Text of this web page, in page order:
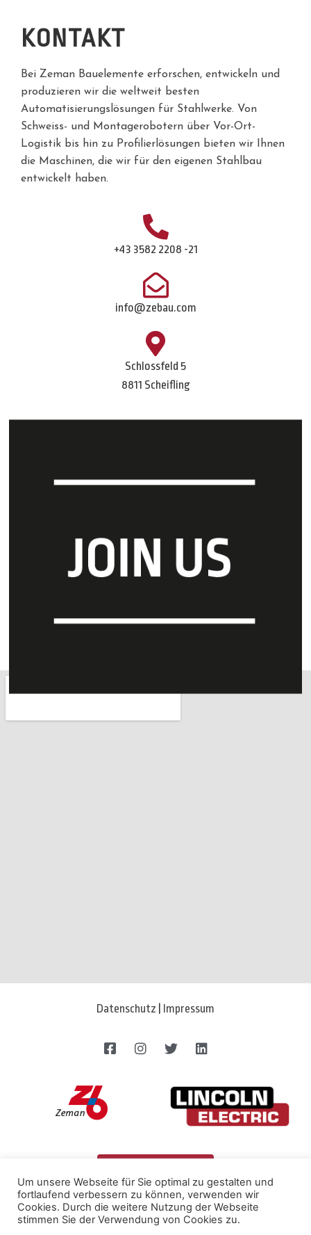
KONTAKT
Bei Zeman Bauelemente erforschen, entwickeln und
produzieren wir die weltweit besten
Automatisierungslösungen für Stahlwerke. Von
Schweiss- und Montagerobotern über Vor-Ort-
Logistik bis hin zu Profilierlösungen bieten wir Ihnen
die Maschinen, die wir für den eigenen Stahlbau
entwickelt haben.
+43 3582 2208 -21
info@zebau.com
Schlossfeld 5
8811 Scheifling
Datenschutz Impressum
Um unsere Webseite für Sie optimal zu gestalten und
fortlaufend verbessern zu können, verwenden wir
Cookies. Durch die weitere Nutzung der Webseite
stimmen Sie der Verwendung von Cookies zu.